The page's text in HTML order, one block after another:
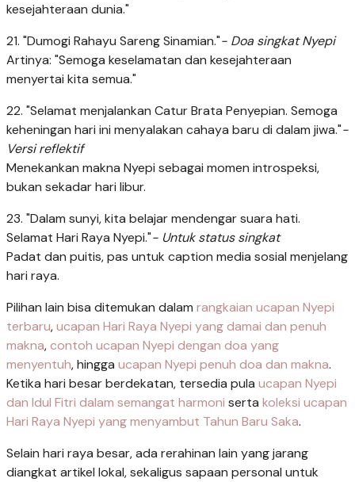
kesejahteraan dunia."
21. "Dumogi Rahayu Sareng Sinamian."- Doa singkat Nyepi
Artinya: "Semoga keselamatan dan kesejahteraan
menyertai kita semua."
22. "Selamat menjalankan Catur Brata Penyepian. Semoga
keheningan hari ini menyalakan cahaya baru di dalam jiwa."-
Versi reflektif
Menekankan makna Nyepi sebagai momen introspeksi,
bukan sekadar hari libur.
23. "Dalam sunyi, kita belajar mendengar suara hati.
Selamat Hari Raya Nyepi."- Untuk status singkat
Padat dan puitis, pas untuk caption media sosial menjelang
hari raya.
Pilihan lain bisa ditemukan dalam rangkaian ucapan Nyepi
terbaru,ucapan Hari Raya Nyepi yang damai dan penuh
makna,contoh ucapan Nyepi dengan doa yang
menyentuh, hingga ucapan Nyepi penuh doa dan makna.
Ketika hari besar berdekatan, tersedia pula ucapan Nyepi
dan Idul Fitri dalam semangat harmoni serta koleksi ucapan
Hari Raya Nyepi yang menyambut Tahun Baru Saka.
Selain hari raya besar, ada rerahinan lain yang jarang
diangkat artikel lokal, sekaligus sapaan personal untuk